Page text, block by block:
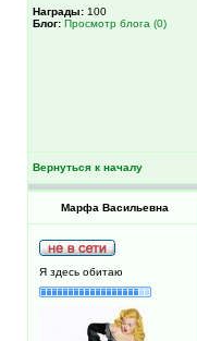
Награды: 100
Блог: Просмотр блога (0)
Вернуться к началу
Марфа Васильевна
Я здесь обитаю